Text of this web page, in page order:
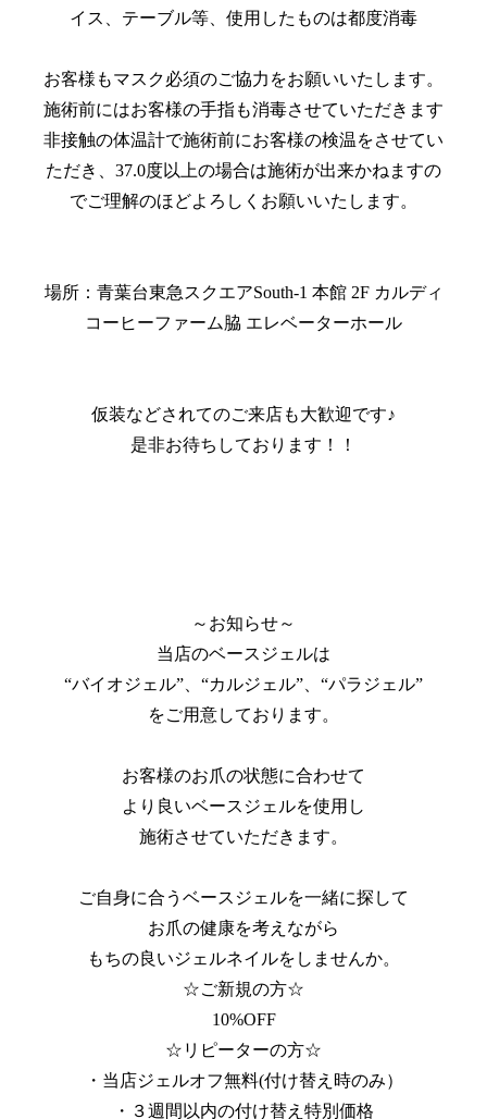
イス、テーブル等、使用したものは都度消毒
お客様もマスク必須のご協力をお願いいたします。
施術前にはお客様の手指も消毒させていただきます
非接触の体温計で施術前にお客様の検温をさせてい
ただき、37.0度以上の場合は施術が出来かねますの
でご理解のほどよろしくお願いいたします。
場所：青葉台東急スクエアSouth-1 本館 2F カルディ
コーヒーファーム脇 エレベーターホール
仮装などされてのご来店も大歓迎です♪
是非お待ちしております！！
～お知らせ～
当店のベースジェルは
“バイオジェル”、“カルジェル”、“パラジェル”
をご用意しております。
お客様のお爪の状態に合わせて
より良いベースジェルを使用し
施術させていただきます。
ご自身に合うベースジェルを一緒に探して
お爪の健康を考えながら
もちの良いジェルネイルをしませんか。
☆ご新規の方☆
10%OFF
☆リピーターの方☆
・当店ジェルオフ無料(付け替え時のみ）
・３週間以内の付け替え特別価格